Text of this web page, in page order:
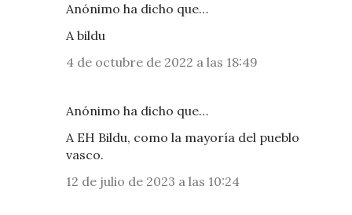
Anónimo ha dicho que…
A bildu
4 de octubre de 2022 a las 18:49
Anónimo ha dicho que…
A EH Bildu, como la mayoría del pueblo
vasco.
12 de julio de 2023 a las 10:24